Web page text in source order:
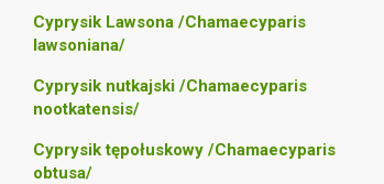
Cyprysik Lawsona /Chamaecyparis
lawsoniana/
Cyprysik nutkajski /Chamaecyparis
nootkatensis/
Cyprysik tępołuskowy /Chamaecyparis
obtusa/